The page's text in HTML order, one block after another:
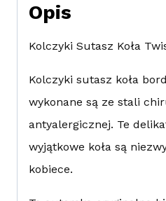
Opis
Kolczyki Sutasz Koła
Kolczyki sutasz koła
wykonane są ze stali
antyalergicznej. Te
wyjątkowe koła są
kobiece.